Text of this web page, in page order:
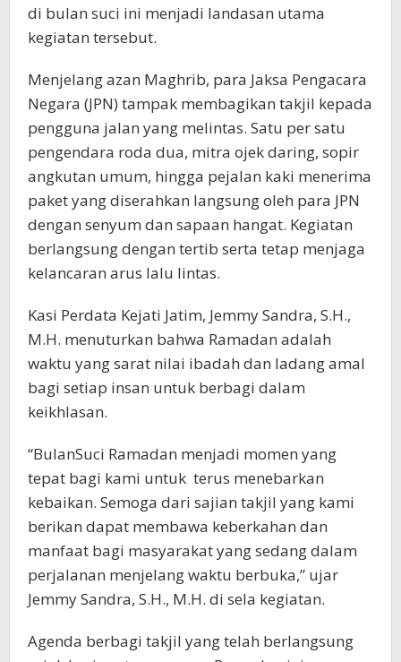
di bulan suci ini menjadi landasan utama
kegiatan tersebut.
Menjelang azan Maghrib, para Jaksa Pengacara
Negara (JPN) tampak membagikan takjil kepada
pengguna jalan yang melintas. Satu per satu
pengendara roda dua, mitra ojek daring, sopir
angkutan umum, hingga pejalan kaki menerima
paket yang diserahkan langsung oleh para JPN
dengan senyum dan sapaan hangat. Kegiatan
berlangsung dengan tertib serta tetap menjaga
kelancaran arus lalu lintas.
Kasi Perdata Kejati Jatim, Jemmy Sandra, S.H.,
M.H. menuturkan bahwa Ramadan adalah
waktu yang sarat nilai ibadah dan ladang amal
bagi setiap insan untuk berbagi dalam
keikhlasan.
“BulanSuci Ramadan menjadi momen yang
tepat bagi kami untuk terus menebarkan
kebaikan. Semoga dari sajian takjil yang kami
berikan dapat membawa keberkahan dan
manfaat bagi masyarakat yang sedang dalam
perjalanan menjelang waktu berbuka,” ujar
Jemmy Sandra, S.H., M.H. di sela kegiatan.
Agenda berbagi takjil yang telah berlangsung